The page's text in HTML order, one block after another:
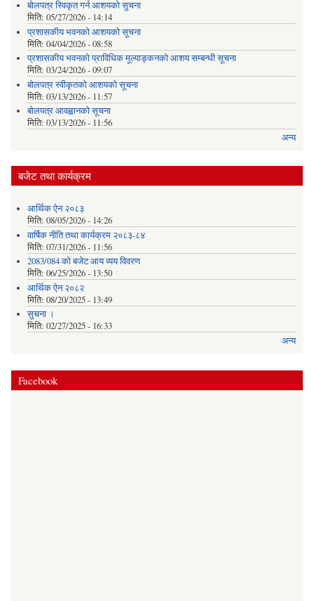
बोलपत्र स्विकृत गर्न आशयको सुचना
मिति: 05/27/2026 - 14:14
प्रशासकीय भवनको आशयको सूचना
मिति: 04/04/2026 - 08:58
प्रशासकीय भवनको प्राविधिक मूल्याङ्कनको आशय सम्बन्धी सूचना
मिति: 03/24/2026 - 09:07
बोलपत्र स्वीकृतको आशयको सूचना
मिति: 03/13/2026 - 11:57
बोलपत्र आवह्वानको सूचना
मिति: 03/13/2026 - 11:56
अन्य
बजेट तथा कार्यक्रम
आर्थिक ऐन २०८३
मिति: 08/05/2026 - 14:26
वार्षिक नीति तथा कार्यक्रम २०८३-८४
मिति: 07/31/2026 - 11:56
2083/084 को बजेट आय व्यय विवरण
मिति: 06/25/2026 - 13:50
आर्थिक ऐन २०८२
मिति: 08/20/2025 - 13:49
सुचना ।
मिति: 02/27/2025 - 16:33
अन्य
Facebook